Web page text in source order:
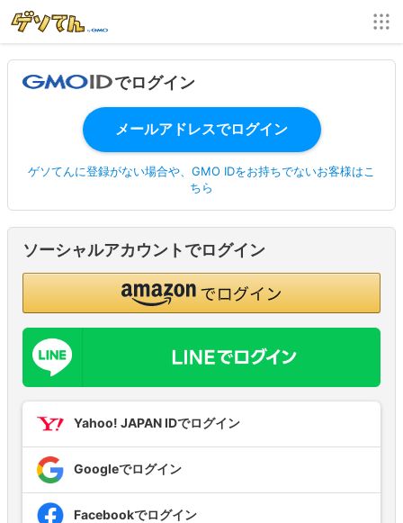
でログイン
ゲソてんに登録がない場合や、GMO IDをお持ちでないお客様はこ
ちら
ソーシャルアカウントでログイン
Yahoo! JAPAN IDでログイン
Googleでログイン
Facebookでログイン